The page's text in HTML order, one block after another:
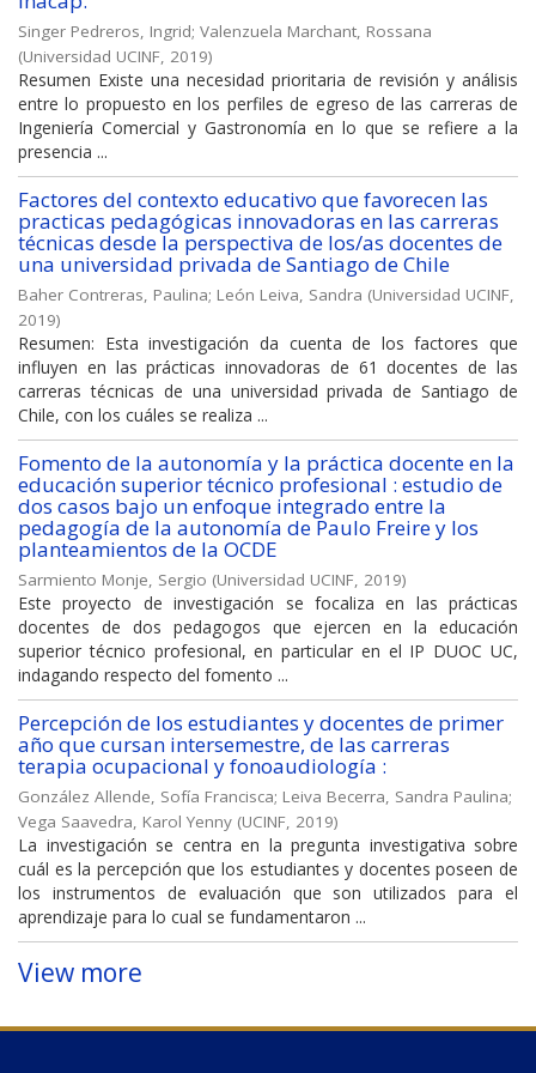
Singer Pedreros, Ingrid; Valenzuela Marchant, Rossana
(Universidad UCINF, 2019)
Resumen Existe una necesidad prioritaria de revisión y análisis
entre lo propuesto en los perfiles de egreso de las carreras de
Ingeniería Comercial y Gastronomía en lo que se refiere a la
presencia ...
Factores del contexto educativo que favorecen las
practicas pedagógicas innovadoras en las carreras
técnicas desde la perspectiva de los/as docentes de
una universidad privada de Santiago de Chile
Baher Contreras, Paulina; León Leiva, Sandra (Universidad UCINF,
2019)
Resumen: Esta investigación da cuenta de los factores que
influyen en las prácticas innovadoras de 61 docentes de las
carreras técnicas de una universidad privada de Santiago de
Chile, con los cuáles se realiza ...
Fomento de la autonomía y la práctica docente en la
educación superior técnico profesional : estudio de
dos casos bajo un enfoque integrado entre la
pedagogía de la autonomía de Paulo Freire y los
planteamientos de la OCDE
Sarmiento Monje, Sergio (Universidad UCINF, 2019)
Este proyecto de investigación se focaliza en las prácticas
docentes de dos pedagogos que ejercen en la educación
superior técnico profesional, en particular en el IP DUOC UC,
indagando respecto del fomento ...
Percepción de los estudiantes y docentes de primer
año que cursan intersemestre, de las carreras
terapia ocupacional y fonoaudiología :
González Allende, Sofía Francisca; Leiva Becerra, Sandra Paulina;
Vega Saavedra, Karol Yenny (UCINF, 2019)
La investigación se centra en la pregunta investigativa sobre
cuál es la percepción que los estudiantes y docentes poseen de
los instrumentos de evaluación que son utilizados para el
aprendizaje para lo cual se fundamentaron ...
View more